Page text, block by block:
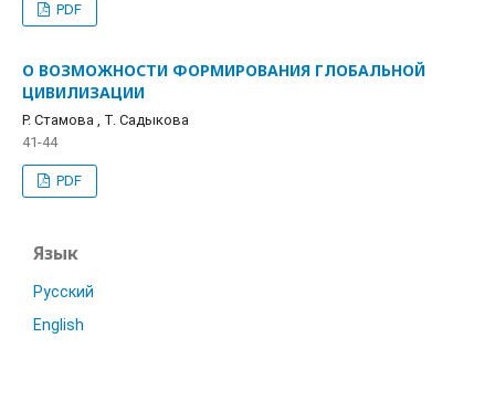
PDF
О ВОЗМОЖНОСТИ ФОРМИРОВАНИЯ ГЛОБАЛЬНОЙ
ЦИВИЛИЗАЦИИ
Р. Стамова , T. Садыкова
41-44
PDF
Язык
Русский
English